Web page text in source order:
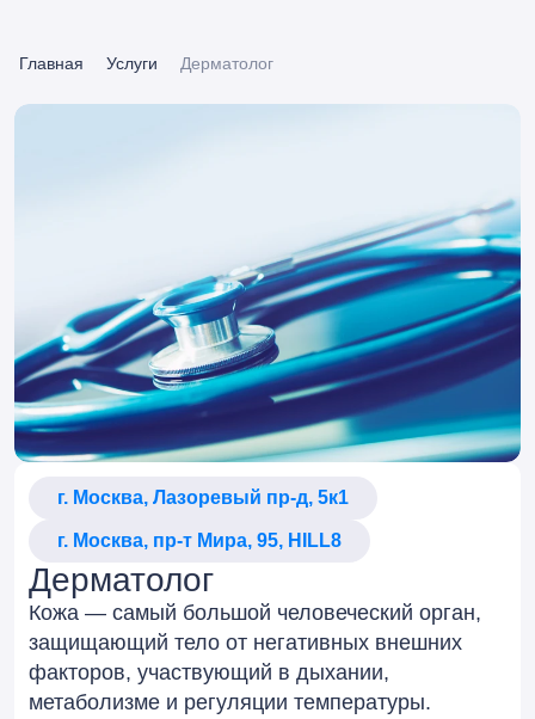
Главная Услуги Дерматолог
г. Москва, Лазоревый пр-д, 5к1
г. Москва, пр-т Мира, 95, HILL8
Дерматолог
Кожа — самый большой человеческий орган,
защищающий тело от негативных внешних
факторов, участвующий в дыхании,
метаболизме и регуляции температуры.